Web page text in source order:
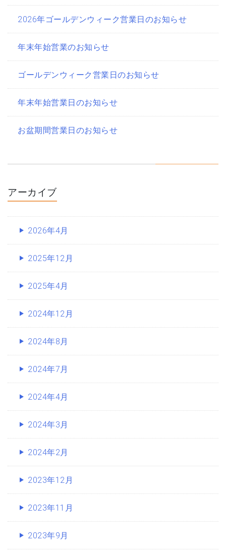
2026年ゴールデンウィーク営業日のお知らせ
年末年始営業のお知らせ
ゴールデンウィーク営業日のお知らせ
年末年始営業日のお知らせ
お盆期間営業日のお知らせ
アーカイブ
2026年4月
2025年12月
2025年4月
2024年12月
2024年8月
2024年7月
2024年4月
2024年3月
2024年2月
2023年12月
2023年11月
2023年9月